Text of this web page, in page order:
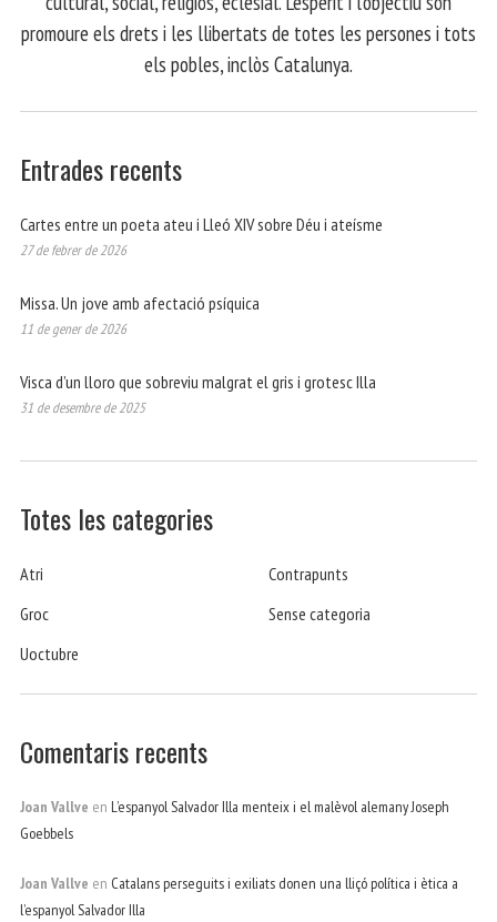
promoure els drets i les llibertats de totes les persones i tots
els pobles, inclòs Catalunya.
Entrades recents
Cartes entre un poeta ateu i Lleó XIV sobre Déu i ateísme
27 de febrer de 2026
Missa. Un jove amb afectació psíquica
11 de gener de 2026
Visca d’un lloro que sobreviu malgrat el gris i grotesc Illa
31 de desembre de 2025
Totes les categories
Atri
Contrapunts
Groc
Sense categoria
Uoctubre
Comentaris recents
Joan Vallve en L’espanyol Salvador Illa menteix i el malèvol alemany Joseph
Goebbels
Joan Vallve en Catalans perseguits i exiliats donen una lliçó política i ètica a
l’espanyol Salvador Illa